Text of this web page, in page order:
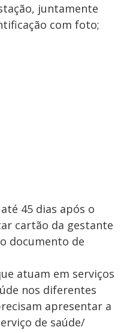
juntamente
com foto;
45 dias após o
cartão da gestante
documento de
atuam em serviços
nos diferentes
apresentar a
de saúde/